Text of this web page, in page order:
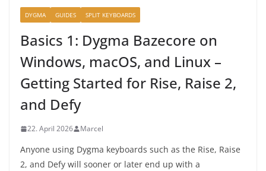
DYGMA GUIDES SPLIT KEYBOARDS
Basics 1: Dygma Bazecore on
Windows, macOS, and Linux –
Getting Started for Rise, Raise 2,
and Defy
22. April 2026 Marcel
Anyone using Dygma keyboards such as the Rise, Raise
2, and Defy will sooner or later end up with a